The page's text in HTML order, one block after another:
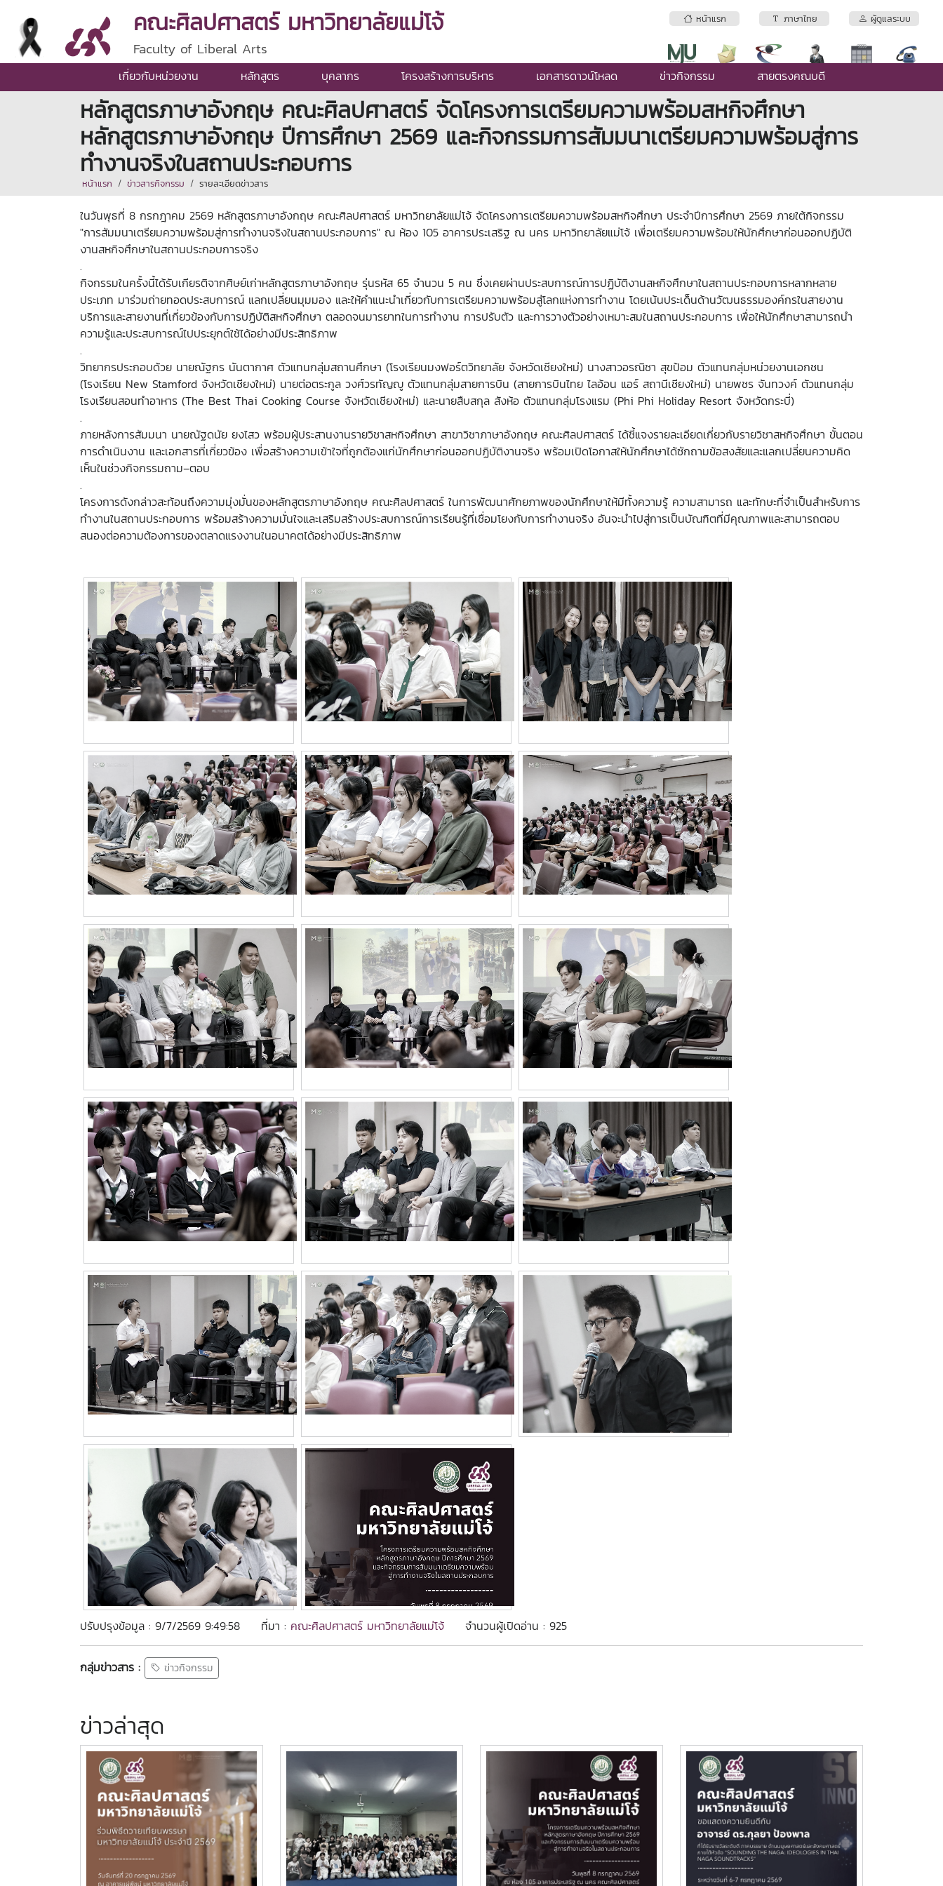
หน้าแรก ภาษาไทย ผู้ดูแลระบบ
คณะศิลปศาสตร์ มหาวิทยาลัยแม่โจ้
Faculty of Liberal Arts
เกี่ยวกับหน่วยงาน หลักสูตร บุคลากร โครงสร้างการบริหาร เอกสารดาวน์โหลด ข่าวกิจกรรม สายตรงคณบดี
หลักสูตรภาษาอังกฤษ คณะศิลปศาสตร์ จัดโครงการเตรียมความพร้อมสหกิจศึกษา
หลักสูตรภาษาอังกฤษ ปีการศึกษา 2569 และกิจกรรมการสัมมนาเตรียมความพร้อมสู่การ
ทำงานจริงในสถานประกอบการ
หน้าแรก ข่าวสารกิจกรรม รายละเอียดข่าวสาร
ในวันพุธที่ 8 กรกฎาคม 2569 หลักสูตรภาษาอังกฤษ คณะศิลปศาสตร์ มหาวิทยาลัยแม่โจ้ จัดโครงการเตรียมความพร้อมสหกิจศึกษา ประจำปีการศึกษา 2569 ภายใต้กิจกรรม
"การสัมมนาเตรียมความพร้อมสู่การทำงานจริงในสถานประกอบการ" ณ ห้อง 105 อาคารประเสริฐ ณ นคร มหาวิทยาลัยแม่โจ้ เพื่อเตรียมความพร้อมให้นักศึกษาก่อนออกปฏิบัติ
งานสหกิจศึกษาในสถานประกอบการจริง
.
กิจกรรมในครั้งนี้ได้รับเกียรติจากศิษย์เก่าหลักสูตรภาษาอังกฤษ รุ่นรหัส 65 จำนวน 5 คน ซึ่งเคยผ่านประสบการณ์การปฏิบัติงานสหกิจศึกษาในสถานประกอบการหลากหลาย
ประเภท มาร่วมถ่ายทอดประสบการณ์ แลกเปลี่ยนมุมมอง และให้คำแนะนำเกี่ยวกับการเตรียมความพร้อมสู่โลกแห่งการทำงาน โดยเน้นประเด็นด้านวัฒนธรรมองค์กรในสายงาน
บริการและสายงานที่เกี่ยวข้องกับการปฏิบัติสหกิจศึกษา ตลอดจนมารยาทในการทำงาน การปรับตัว และการวางตัวอย่างเหมาะสมในสถานประกอบการ เพื่อให้นักศึกษาสามารถนำ
ความรู้และประสบการณ์ไปประยุกต์ใช้ได้อย่างมีประสิทธิภาพ
.
วิทยากรประกอบด้วย นายณัฐกร นันตากาศ ตัวแทนกลุ่มสถานศึกษา (โรงเรียนมงฟอร์ตวิทยาลัย จังหวัดเชียงใหม่) นางสาวอรณิชา สุขป้อม ตัวแทนกลุ่มหน่วยงานเอกชน
(โรงเรียน New Stamford จังหวัดเชียงใหม่) นายต่อตระกูล วงศ์วรทัญญู ตัวแทนกลุ่มสายการบิน (สายการบินไทย ไลอ้อน แอร์ สถานีเชียงใหม่) นายพชร จันทวงค์ ตัวแทนกลุ่ม
โรงเรียนสอนทำอาหาร (The Best Thai Cooking Course จังหวัดเชียงใหม่) และนายสืบสกุล สังห้อ ตัวแทนกลุ่มโรงแรม (Phi Phi Holiday Resort จังหวัดกระบี่)
.
ภายหลังการสัมมนา นายณัฐดนัย ยงไสว พร้อมผู้ประสานงานรายวิชาสหกิจศึกษา สาขาวิชาภาษาอังกฤษ คณะศิลปศาสตร์ ได้ชี้แจงรายละเอียดเกี่ยวกับรายวิชาสหกิจศึกษา ขั้นตอน
การดำเนินงาน และเอกสารที่เกี่ยวข้อง เพื่อสร้างความเข้าใจที่ถูกต้องแก่นักศึกษาก่อนออกปฏิบัติงานจริง พร้อมเปิดโอกาสให้นักศึกษาได้ซักถามข้อสงสัยและแลกเปลี่ยนความคิด
เห็นในช่วงกิจกรรมถาม–ตอบ
.
โครงการดังกล่าวสะท้อนถึงความมุ่งมั่นของหลักสูตรภาษาอังกฤษ คณะศิลปศาสตร์ ในการพัฒนาศักยภาพของนักศึกษาให้มีทั้งความรู้ ความสามารถ และทักษะที่จำเป็นสำหรับการ
ทำงานในสถานประกอบการ พร้อมสร้างความมั่นใจและเสริมสร้างประสบการณ์การเรียนรู้ที่เชื่อมโยงกับการทำงานจริง อันจะนำไปสู่การเป็นบัณฑิตที่มีคุณภาพและสามารถตอบ
สนองต่อความต้องการของตลาดแรงงานในอนาคตได้อย่างมีประสิทธิภาพ
ปรับปรุงข้อมูล : 9/7/2569 9:49:58 ที่มา : คณะศิลปศาสตร์ มหาวิทยาลัยแม่โจ้ จำนวนผู้เปิดอ่าน : 925
กลุ่มข่าวสาร : ข่าวกิจกรรม
ข่าวล่าสุด